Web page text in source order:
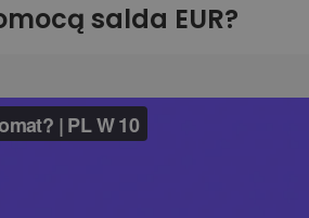
salda EUR?